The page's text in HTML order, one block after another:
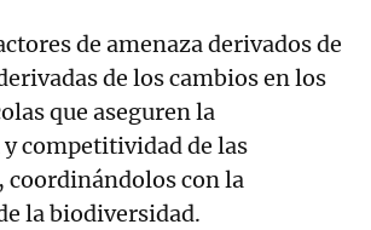
de amenaza derivados de
de los cambios en los
que aseguren la
competitividad de las
coordinándolos con la
la biodiversidad.